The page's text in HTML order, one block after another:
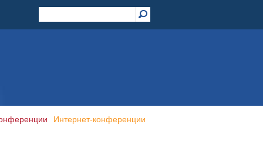
Интернет-конференции